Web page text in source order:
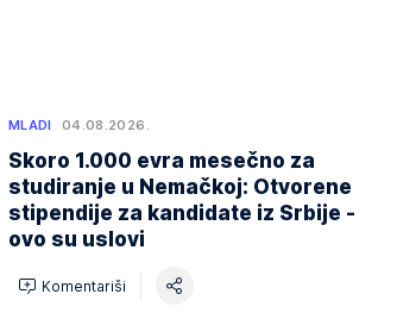
MLADI 04.08.2026.
Skoro 1.000 evra mesečno za
studiranje u Nemačkoj: Otvorene
stipendije za kandidate iz Srbije -
ovo su uslovi
Komentariši